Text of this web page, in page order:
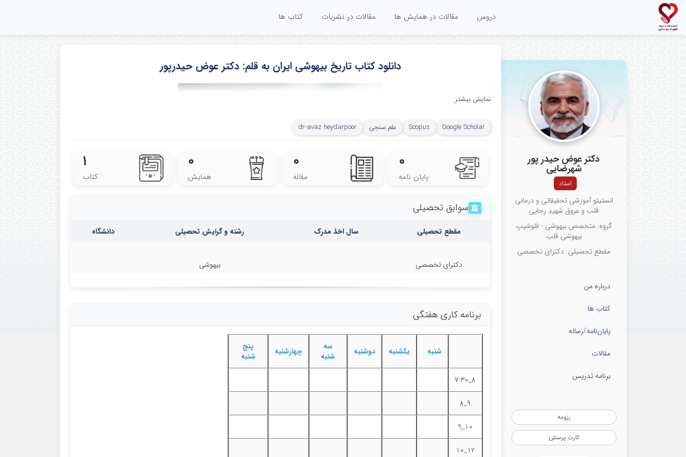
دروس مقالات در همایش ها مقالات در نشریات کتاب ها
دکتر عوض حیدر پور
شهرضایی
استاد
انستیتو آموزشی تحقیقاتی و درمانی
قلب و عروق شهید رجایی
گروه: متخصص بیهوشی - فلوشیپ
بیهوشی قلب
مقطع تحصیلی: دکترای تخصصی
درباره من
کتاب ها
پایان‌نامه‌/رساله
مقالات
برنامه تدریس
رزومه
کارت پرسنلی
دانلود کتاب تاریخ بیهوشی ایران به قلم: دکتر عوض حیدرپور
دانلود کتاب تاریخ بیهوشی ایران به قلم: دکتر عوض حیدرپور
نمایش بیشتر
Google Scholar
Scopus علم سنجی dr-avaz heydarpoor
۰
پایان نامه
۰
مقاله
۰
همایش
۱
کتاب
سوابق تحصیلی
مقطع تحصیلی سال اخذ مدرک رشته و گرایش تحصیلی دانشگاه
دکترای تخصصی بیهوشی
برنامه کاری هفتگی
شنبه یکشنبه دوشنبه
سه
شنبه
چهارشنبه
پنج
شنبه
8_7:30
9_8
10_9
12_10